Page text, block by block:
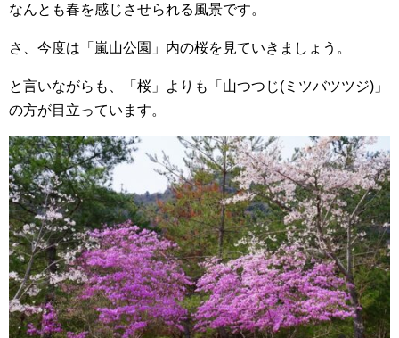
なんとも春を感じさせられる風景です。
さ、今度は「嵐山公園」内の桜を見ていきましょう。
と言いながらも、「桜」よりも「山つつじ(ミツバツツジ)」
の方が目立っています。